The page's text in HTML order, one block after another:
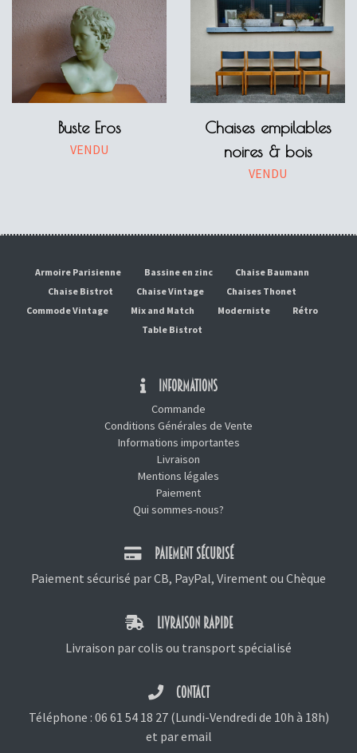
Buste Eros
VENDU
Chaises empilables
noires & bois
VENDU
Armoire Parisienne Bassine en zinc
Chaise Baumann
Chaise Bistrot
Chaise Vintage
Chaises Thonet
Commode Vintage
Mix and Match Moderniste
Rétro
Table Bistrot
INFORMATIONS
Commande
Conditions Générales de Vente
Informations importantes
Livraison
Mentions légales
Paiement
Qui sommes-nous?
PAIEMENT SÉCURISÉ
Paiement sécurisé par CB, PayPal, Virement ou Chèque
LIVRAISON RAPIDE
Livraison par colis ou transport spécialisé
CONTACT
Téléphone : 06 61 54 18 27(Lundi-Vendredi de 10h à 18h)
et par email